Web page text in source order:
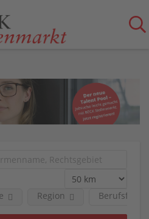
Berufsfeld
Region